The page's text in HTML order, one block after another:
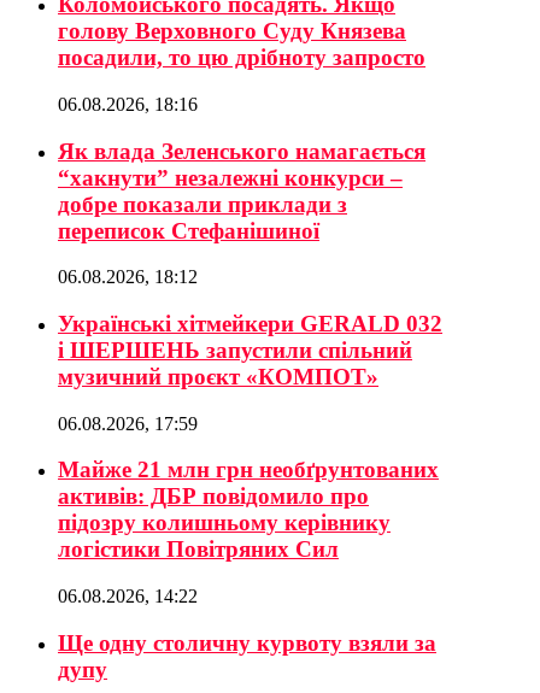
голову Верховного Суду Князева
посадили, то цю дрібноту запросто
06.08.2026, 18:16
Як влада Зеленського намагається
“хакнути” незалежні конкурси –
добре показали приклади з
переписок Стефанішиної
06.08.2026, 18:12
Українські хітмейкери GERALD 032
і ШЕРШЕНЬ запустили спільний
музичний проєкт «КОМПОТ»
06.08.2026, 17:59
Майже 21 млн грн необґрунтованих
активів: ДБР повідомило про
підозру колишньому керівнику
логістики Повітряних Сил
06.08.2026, 14:22
Ще одну столичну курвоту взяли за
дупу